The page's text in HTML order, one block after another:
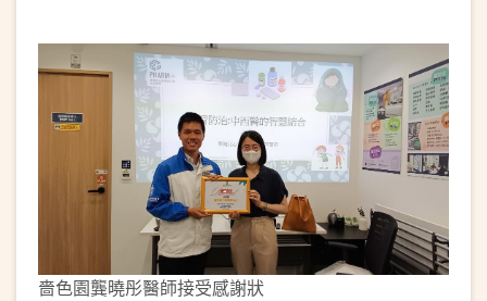
嗇色園龔曉彤醫師接受感謝狀